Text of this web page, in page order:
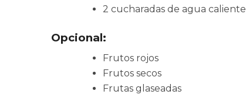
2 cucharadas de agua caliente
Opcional:
Frutos rojos
Frutos secos
Frutas glaseadas